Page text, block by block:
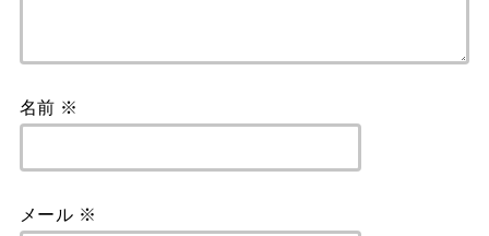
名前 ※
メール ※